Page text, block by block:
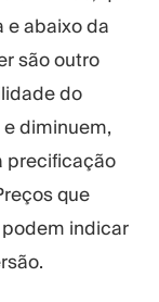
e abaixo da
são outro
do
diminuem,
precificação
que
indicar